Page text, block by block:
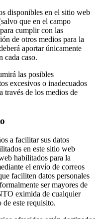
disponibles en el sitio web
que en el campo
cumplir con las
de otros medios para la
aportar únicamente
cada caso.
las posibles
excesivos o inadecuados
través de los medios de
a facilitar sus datos
en este sitio web
habilitados para la
el envío de correos
faciliten datos personales
ser mayores de
eximida de cualquier
este requisito.